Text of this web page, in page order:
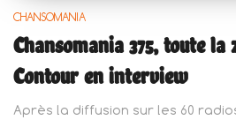
CHANSOMANIA
Chansomania 375, toute la
Contour en interview
Après la diffusion sur les 60